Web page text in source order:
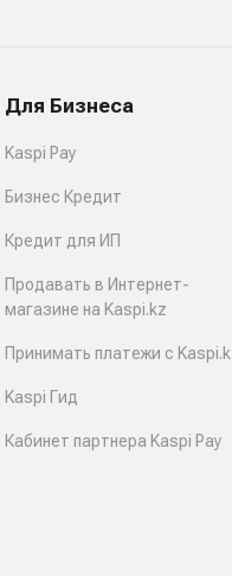
Для Бизнеса
Kaspi Pay
Бизнес Кредит
Кредит для ИП
Продавать в Интернет-
магазине на Kaspi.kz
Принимать платежи с
Kaspi Гид
Кабинет партнера Kaspi Pay